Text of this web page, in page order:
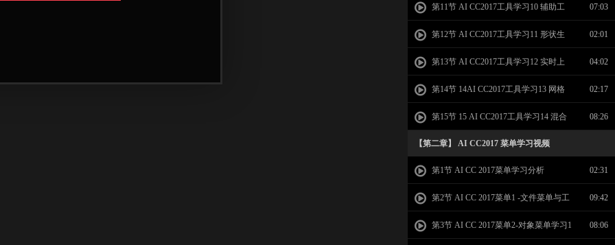
——图形属性学习 宽高描边 对齐分布等
第11节 AI CC2017工具学习10 辅助工
具-吸管 度量 切片 画板工具 放大镜 手形学
习
07:03
第12节 AI CC2017工具学习11 形状生
成工具
02:01
第13节 AI CC2017工具学习12 实时上
色工具，实时上色选择工具
04:02
第14节 14AI CC2017工具学习13 网格
工具
02:17
第15节 15 AI CC2017工具学习14 混合
工具和工具学习总结
08:26
【第二章】 AI CC2017 菜单学习视频
第1节 AI CC 2017菜单学习分析 02:31
第2节 AI CC 2017菜单1 -文件菜单与工
具菜单
09:42
第3节 AI CC 2017菜单2-对象菜单学习1 08:06